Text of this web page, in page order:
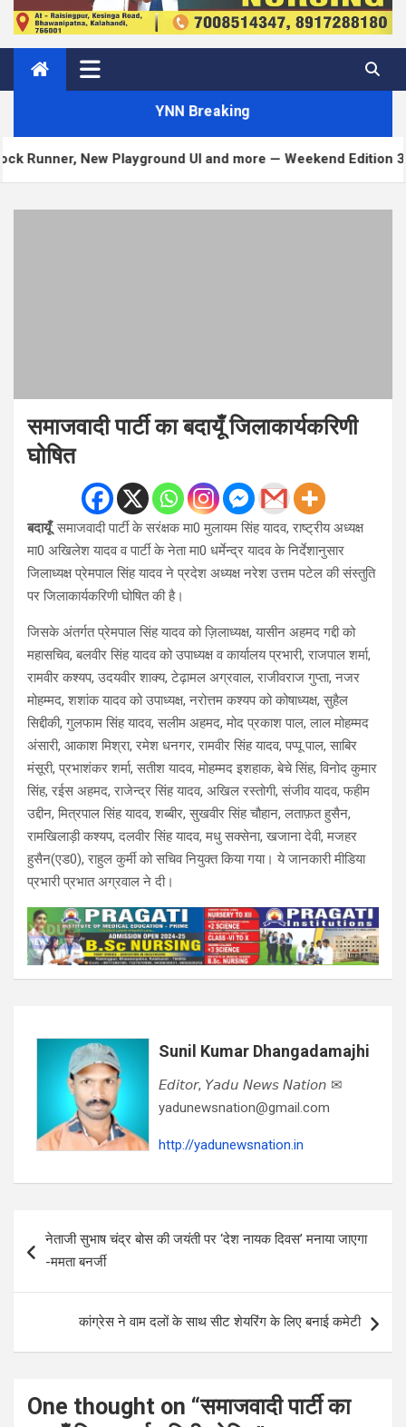
YNN Breaking
UI and more — Weekend Edition 372
समाजवादी पार्टी का बदायूँ जिलाकार्यकरिणी
घोषित
बदायूँ: समाजवादी पार्टी के सरंक्षक मा0 मुलायम सिंह यादव, राष्ट्रीय अध्यक्ष
मा0 अखिलेश यादव व पार्टी के नेता मा0 धर्मेन्द्र यादव के निर्देशानुसार
जिलाध्यक्ष प्रेमपाल सिंह यादव ने प्रदेश अध्यक्ष नरेश उत्तम पटेल की संस्तुति
पर जिलाकार्यकरिणी घोषित की है।
जिसके अंतर्गत प्रेमपाल सिंह यादव को ज़िलाध्यक्ष, यासीन अहमद गद्दी को
महासचिव, बलवीर सिंह यादव को उपाध्यक्ष व कार्यालय प्रभारी, राजपाल शर्मा,
रामवीर कश्यप, उदयवीर शाक्य, टेढ़ामल अग्रवाल, राजीवराज गुप्ता, नजर
मोहम्मद, शशांक यादव को उपाध्यक्ष, नरोत्तम कश्यप को कोषाध्यक्ष, सुहैल
सिद्दीकी, गुलफाम सिंह यादव, सलीम अहमद, मोद प्रकाश पाल, लाल मोहम्मद
अंसारी, आकाश मिश्रा, रमेश धनगर, रामवीर सिंह यादव, पप्पू पाल, साबिर
मंसूरी, प्रभाशंकर शर्मा, सतीश यादव, मोहम्मद इशहाक, बेचे सिंह, विनोद कुमार
सिंह, रईस अहमद, राजेन्द्र सिंह यादव, अखिल रस्तोगी, संजीव यादव, फहीम
उद्दीन, मित्रपाल सिंह यादव, शब्बीर, सुखवीर सिंह चौहान, लताफ़त हुसैन,
रामखिलाड़ी कश्यप, दलवीर सिंह यादव, मधु सक्सेना, खजाना देवी, मजहर
हुसैन(एड0), राहुल कुर्मी को सचिव नियुक्त किया गया। ये जानकारी मीडिया
प्रभारी प्रभात अग्रवाल ने दी।
Sunil Kumar Dhangadamajhi
𝘌𝘥𝘪𝘵𝘰𝘳, 𝘠𝘢𝘥𝘶 𝘕𝘦𝘸𝘴 𝘕𝘢𝘵𝘪𝘰𝘯 ✉
yadunewsnation@gmail.com
http://yadunewsnation.in
navigation
नेताजी सुभाष चंद्र बोस की जयंती पर ‘देश नायक दिवस’ मनाया जाएगा
-ममता बनर्जी
कांग्रेस ने वाम दलों के साथ सीट शेयरिंग के लिए बनाई कमेटी
One thought on “समाजवादी पार्टी का